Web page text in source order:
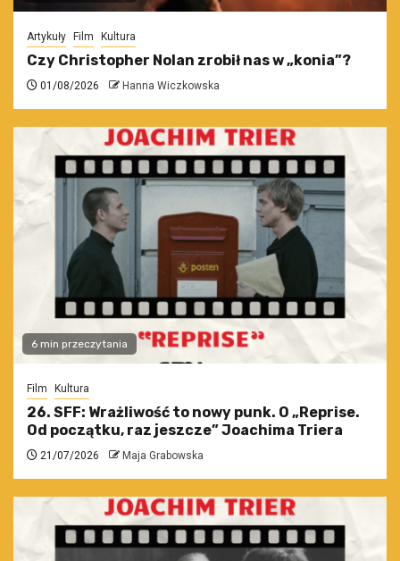
Artykuły Film Kultura
Czy Christopher Nolan zrobił nas w „konia”?
01/08/2026 Hanna Wiczkowska
6 min przeczytania
Film Kultura
26. SFF: Wrażliwość to nowy punk. O „Reprise.
Od początku, raz jeszcze” Joachima Triera
21/07/2026 Maja Grabowska